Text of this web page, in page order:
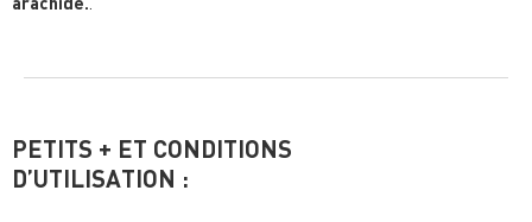
arachide..
Sel
PETITS + ET CONDITIONS
D’UTILISATION :